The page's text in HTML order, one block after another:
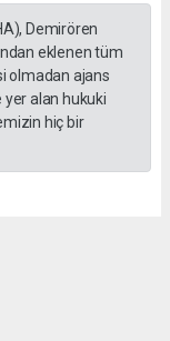
Demirören
eklenen tüm
olmadan ajans
yer alan hukuki
hiç bir